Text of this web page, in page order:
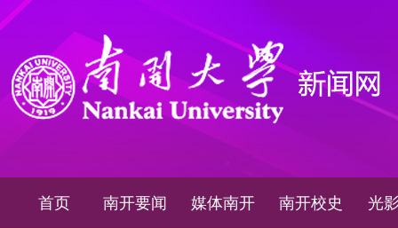
首页 南开要闻 媒体南开 南开校史 光